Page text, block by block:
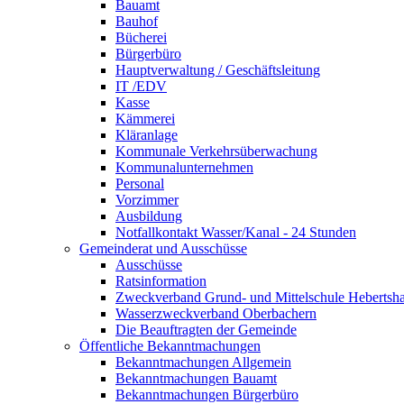
Bauamt
Bauhof
Bücherei
Bürgerbüro
Hauptverwaltung / Geschäftsleitung
IT /EDV
Kasse
Kämmerei
Kläranlage
Kommunale Verkehrsüberwachung
Kommunalunternehmen
Personal
Vorzimmer
Ausbildung
Notfallkontakt Wasser/Kanal - 24 Stunden
Gemeinderat und Ausschüsse
Ausschüsse
Ratsinformation
Zweckverband Grund- und Mittelschule
Wasserzweckverband Oberbachern
Die Beauftragten der Gemeinde
Öffentliche Bekanntmachungen
Bekanntmachungen Allgemein
Bekanntmachungen Bauamt
Bekanntmachungen Bürgerbüro